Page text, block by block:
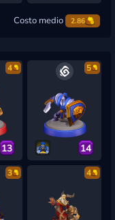
Costo medio 2.86
4
13
5
14
3 4